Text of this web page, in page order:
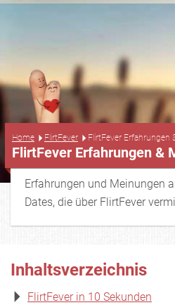
Home FlirtFever FlirtFever Erfahrungen
FlirtFever Erfahrungen &
Erfahrungen und Meinungen
Dates, die über FlirtFever
Inhaltsverzeichnis
FlirtFever in 10 Sekunden